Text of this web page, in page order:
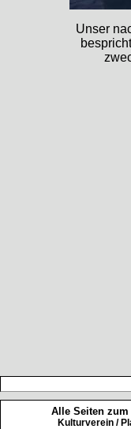
Unser
Alle Seiten zum
Kulturverein /